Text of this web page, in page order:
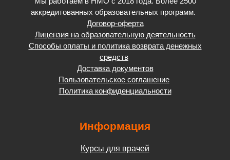
аккредитованных образовательных программ.
Договор-оферта
Лицензия на образовательную деятельность
Способы оплаты и политика возврата денежных
средств
Доставка документов
Пользовательское соглашение
Политика конфиденциальности
Информация
Курсы для врачей